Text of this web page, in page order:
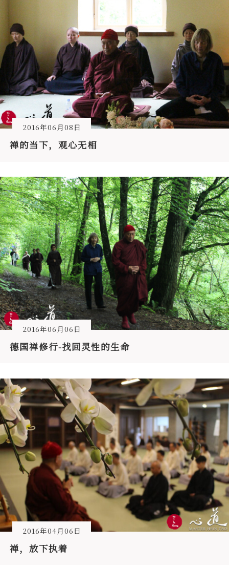
2016年06月08日
禅的当下，观心无相
2016年06月06日
德国禅修行-找回灵性的生命
2016年04月06日
禅，放下执着